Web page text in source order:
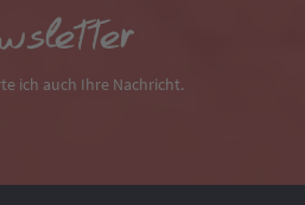
ich auch Ihre Nachricht.